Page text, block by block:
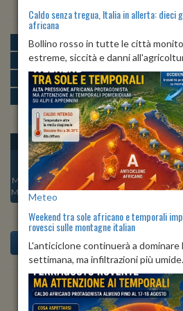
MATTINA min:19º
POMERIGGIO min:27º
SERA min: 24º
NOTTE min:20º
OGGI
Min:
19°C
Max:21°C
SAB 08
Min:
19°C
Max:22°C
DOM 09
Min:19°C
Max:21°C
LUN 10
Min:20°C
Max:22°C
Previsioni del Tempo a Torre
Caldo senza tregua, Italia in allerta: dieci
africana
Bollino rosso in tutte le città
estreme, siccità e danni
Meteo
Weekend tra sole africano e temporali
rovesci sulle montagne italian
L'anticiclone continuerà a
settimana, ma infiltrazioni più